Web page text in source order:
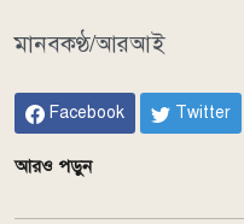
মানবকণ্ঠ/আরআই
Facebook Twitter
আরও পড়ুন